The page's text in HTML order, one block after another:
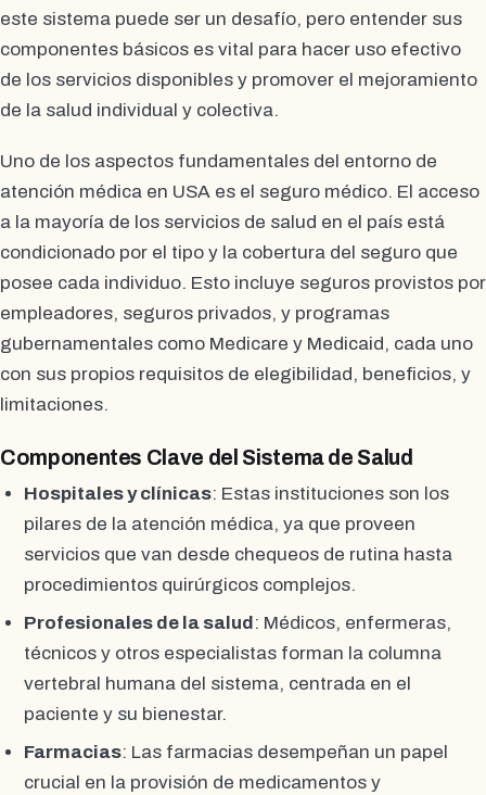
este sistema puede ser un desafío, pero entender sus
componentes básicos es vital para hacer uso efectivo
de los servicios disponibles y promover el mejoramiento
de la salud individual y colectiva.
Uno de los aspectos fundamentales del entorno de
atención médica en USA es el seguro médico. El acceso
a la mayoría de los servicios de salud en el país está
condicionado por el tipo y la cobertura del seguro que
posee cada individuo. Esto incluye seguros provistos por
empleadores, seguros privados, y programas
gubernamentales como Medicare y Medicaid, cada uno
con sus propios requisitos de elegibilidad, beneficios, y
limitaciones.
Componentes Clave del Sistema de Salud
Hospitales y clínicas: Estas instituciones son los
pilares de la atención médica, ya que proveen
servicios que van desde chequeos de rutina hasta
procedimientos quirúrgicos complejos.
Profesionales de la salud : Médicos, enfermeras,
técnicos y otros especialistas forman la columna
vertebral humana del sistema, centrada en el
paciente y su bienestar.
Farmacias: Las farmacias desempeñan un papel
crucial en la provisión de medicamentos y